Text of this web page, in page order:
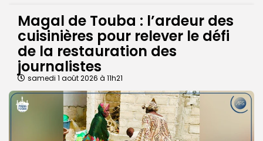
Magal de Touba : l’ardeur des
cuisinières pour relever le défi
de la restauration des
journalistes
samedi 1 août 2026 à 11h21